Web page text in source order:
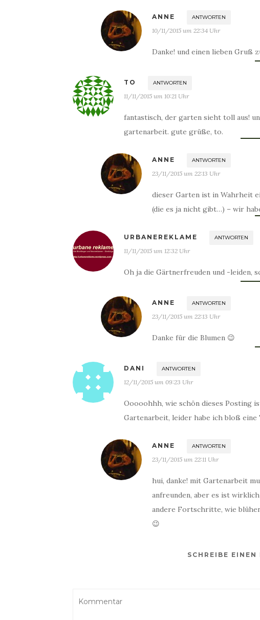
ANNE ANTWORTEN
10/11/2015 um 22:34 Uhr
Danke! und einen lieben Gruß
TO ANTWORTEN
11/11/2015 um 10:21 Uhr
fantastisch, der garten sieht toll aus!
gartenarbeit. gute grüße, to.
ANNE ANTWORTEN
23/11/2015 um 22:13 Uhr
dieser Garten ist in Wahrheit
(die es ja nicht gibt…) – wir
URBANEREKLAME ANTWORTEN
11/11/2015 um 12:32 Uhr
Oh ja die Gärtnerfreuden und -leiden,
ANNE ANTWORTEN
23/11/2015 um 22:13 Uhr
Danke für die Blumen 😉
DANI ANTWORTEN
12/11/2015 um 09:23 Uhr
Ooooohhh, wie schön dieses Posting
Gartenarbeit, leider habe ich bloß eine
ANNE ANTWORTEN
23/11/2015 um 22:11 Uhr
hui, danke! mit Gartenarbeit
anfreunden, aber es ist
andere Fortschritte, wie
😉
SCHREIBE EINEN